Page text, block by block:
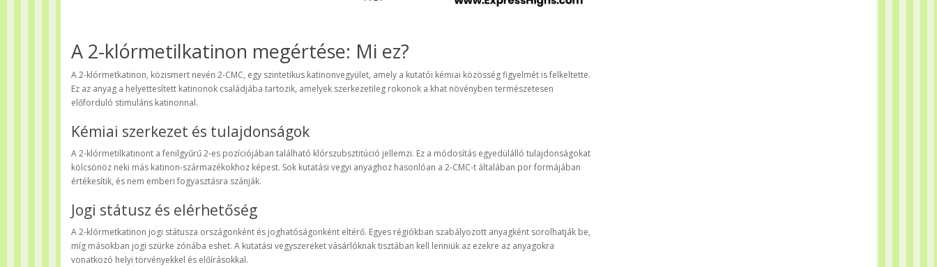
A 2-klórmetilkatinon megértése: Mi ez?
A 2-klórmetkatinon, közismert nevén 2-CMC, egy szintetikus katinonvegyület, amely a kutatói kémiai közösség figyelmét is felkeltette.
Ez az anyag a helyettesített katinonok családjába tartozik, amelyek szerkezetileg rokonok a khat növényben természetesen
előforduló stimuláns katinonnal.
Kémiai szerkezet és tulajdonságok
A 2-klórmetilkatinont a fenilgyűrű 2-es pozíciójában található klórszubsztitúció jellemzi. Ez a módosítás egyedülálló tulajdonságokat
kölcsönöz neki más katinon-származékokhoz képest. Sok kutatási vegyi anyaghoz hasonlóan a 2-CMC-t általában por formájában
értékesítik, és nem emberi fogyasztásra szánják.
Jogi státusz és elérhetőség
A 2-klórmetkatinon jogi státusza országonként és joghatóságonként eltérő. Egyes régiókban szabályozott anyagként sorolhatják be,
míg másokban jogi szürke zónába eshet. A kutatási vegyszereket vásárlóknak tisztában kell lenniük az ezekre az anyagokra
vonatkozó helyi törvényekkel és előírásokkal.